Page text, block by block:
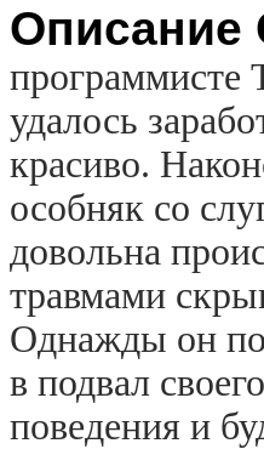
Описание
программисте
удалось
красиво.
особняк со
довольна
травмами
Однажды он
в подвал
поведения и